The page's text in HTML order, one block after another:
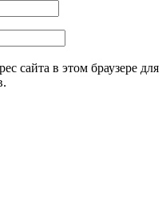
сайта в этом браузере для